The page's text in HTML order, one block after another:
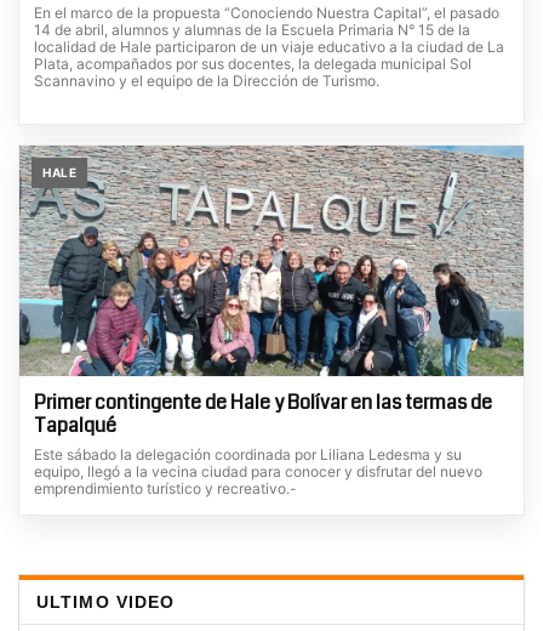
En el marco de la propuesta “Conociendo Nuestra Capital”, el pasado
14 de abril, alumnos y alumnas de la Escuela Primaria N° 15 de la
localidad de Hale participaron de un viaje educativo a la ciudad de La
Plata, acompañados por sus docentes, la delegada municipal Sol
Scannavino y el equipo de la Dirección de Turismo.
HALE
Primer contingente de Hale y Bolívar en las termas de
Tapalqué
Este sábado la delegación coordinada por Liliana Ledesma y su
equipo, llegó a la vecina ciudad para conocer y disfrutar del nuevo
emprendimiento turístico y recreativo.-
ULTIMO VIDEO